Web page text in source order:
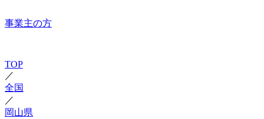
事業主の方
TOP
／
全国
／
岡山県